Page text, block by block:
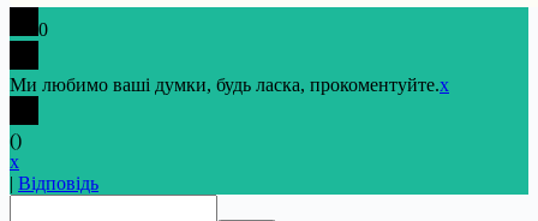
0
Ми любимо ваші думки, будь ласка, прокоментуйте.x
()
x
| Відповідь